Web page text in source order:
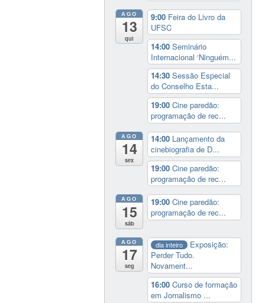
AGO
13
qui
9:00 Feira do Livro da
UFSC
14:00Seminário
Internacional ‘Ninguém...
14:30Sessão Especial
do Conselho Esta...
19:00Cine paredão:
programação de rec...
AGO
14
sex
14:00 Lançamento da
cinebiografia de D...
19:00Cine paredão:
programação de rec...
AGO
15
sáb
19:00Cine paredão:
programação de rec...
AGO
17
seg
dia inteiro
Exposição:
Perder Tudo.
Novament...
16:00Curso de formação
em Jornalismo ...